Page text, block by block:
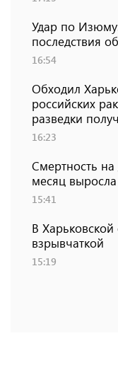
Удар по
последствия
16:54
Обходил
российских
разведки
16:23
Смертность
месяц
15:41
В
взрывчаткой
15:19